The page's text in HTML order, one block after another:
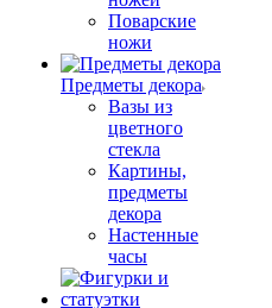
Поварские
ножи
Предметы декора
Вазы из
цветного
стекла
Картины,
предметы
декора
Настенные
часы